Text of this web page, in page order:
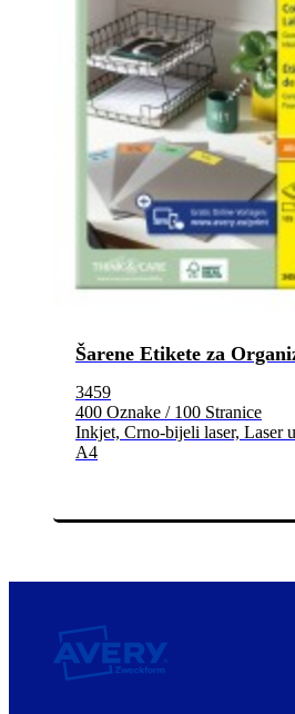
Šarene Etikete za
3459
400 Oznake / 100 Stranice
Inkjet, Crno-bijeli laser, Laser
A4